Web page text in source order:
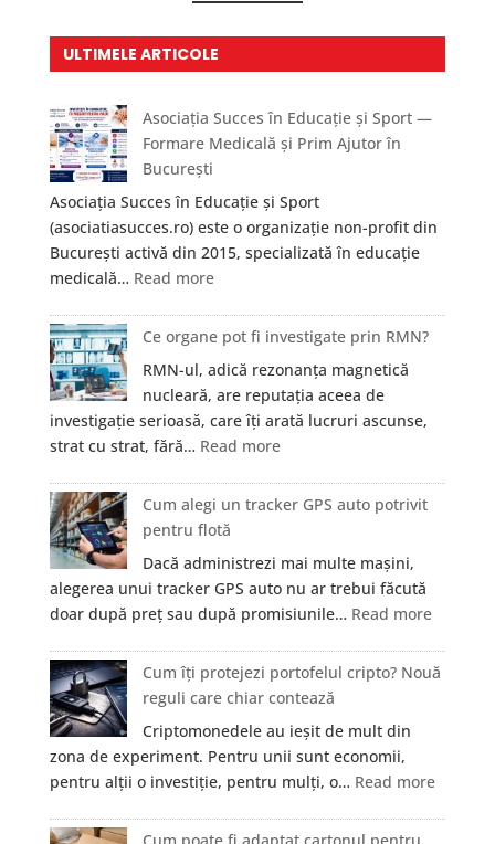
ULTIMELE ARTICOLE
Asociația Succes în Educație și Sport —
Formare Medicală și Prim Ajutor în
București
Asociația Succes în Educație și Sport
(asociatiasucces.ro) este o organizație non-profit din
București activă din 2015, specializată în educație
medicală… Read more:
Succes
în
Educație
și
Sport
—
Formare
Medicală
și
Prim
Ajutor
în
Ce organe pot fi investigate prin RMN?
RMN-ul, adică rezonanța magnetică
nucleară, are reputația aceea de
investigație serioasă, care îți arată lucruri ascunse,
strat cu strat, fără… Read more:
organe
investigate
prin
RMN?
Cum alegi un tracker GPS auto potrivit
pentru flotă
Dacă administrezi mai multe mașini,
alegerea unui tracker GPS auto nu ar trebui făcută
doar după preț sau după promisiunile… Read more:
alegi
potrivit
pentru
Cum îți protejezi portofelul cripto? Nouă
reguli care chiar contează
Criptomonedele au ieșit de mult din
zona de experiment. Pentru unii sunt economii,
pentru alții o investiție, pentru mulți, o… Read more: